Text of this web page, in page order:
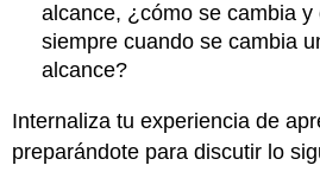
alcance, ¿cómo se cambia y
siempre cuando se cambia
alcance?
Internaliza tu experiencia de
preparándote para discutir lo